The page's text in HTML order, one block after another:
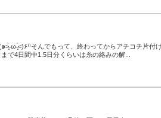
で4日間中1.5日分くらいは糸の絡みの解...